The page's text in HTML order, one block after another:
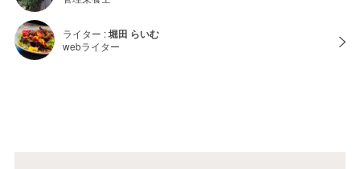
ライター :堀田 らいむ
webライター